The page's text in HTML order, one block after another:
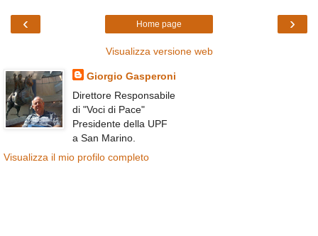
‹ ›
Home page
Visualizza versione web
Giorgio Gasperoni
Direttore Responsabile
di "Voci di Pace"
Presidente della UPF
a San Marino.
Visualizza il mio profilo completo